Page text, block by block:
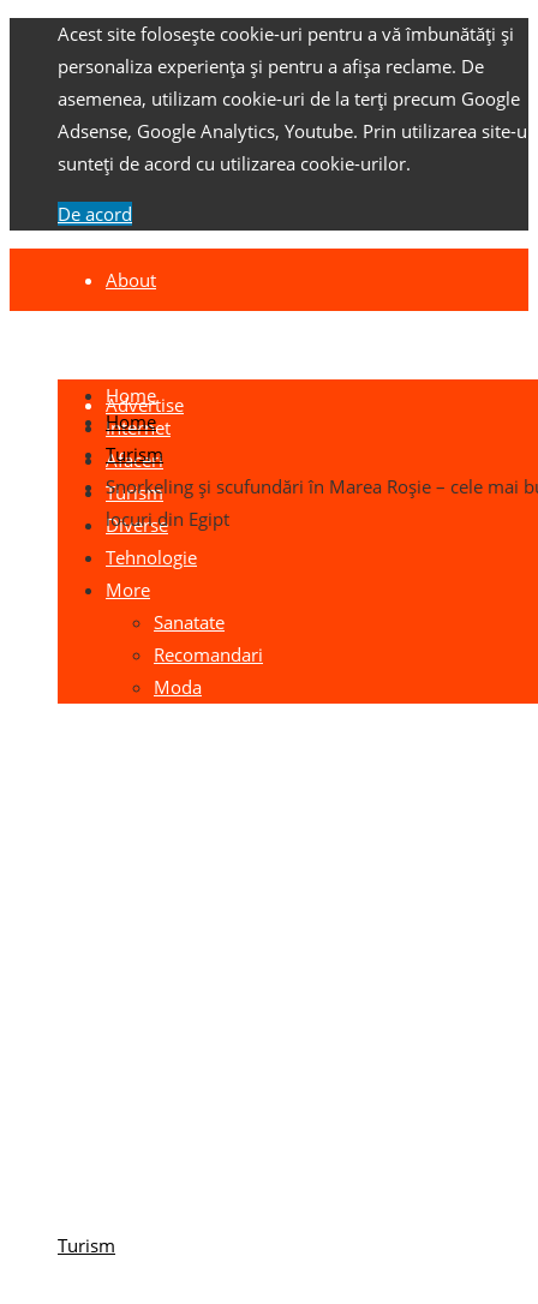
Acest site folosește cookie-uri pentru a vă îmbunătăți și
personaliza experiența și pentru a afișa reclame. De
asemenea, utilizam cookie-uri de la terți precum Google
Adsense, Google Analytics, Youtube. Prin utilizarea site-
sunteți de acord cu utilizarea cookie-urilor.
De acord
About
Advertise
Home
Internet
Afaceri
Turism
Diverse
Tehnologie
More
Sanatate
Recomandari
Moda
Home
Turism
Snorkeling și scufundări în Marea Roșie – cele mai
locuri din Egipt
Turism